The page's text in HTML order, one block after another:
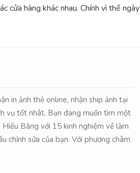
cửa hàng khác nhau. Chính vì thế ngày
in ảnh thẻ online, nhận ship ảnh tại
vụ tốt nhât. Bạn đang muốn tìm một
Bằng với 15 kinh nghiệm về làm
chỉnh sửa của bạn. Với phương châm